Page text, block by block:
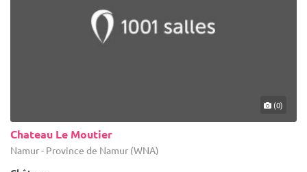
(0)
Chateau Le Moutier
Namur - Province de Namur (WNA)